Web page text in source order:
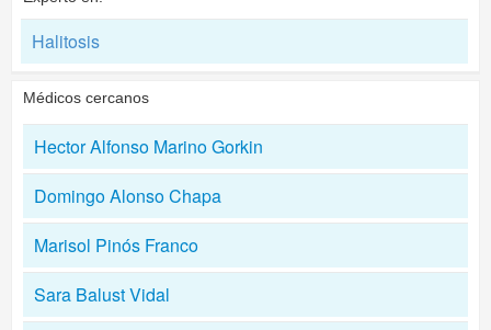
Halitosis
Médicos cercanos
Hector Alfonso Marino Gorkin
Domingo Alonso Chapa
Marisol Pinós Franco
Sara Balust Vidal